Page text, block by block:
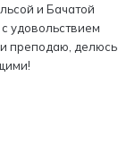
и Бачатой
удовольствием
преподаю, делюсь